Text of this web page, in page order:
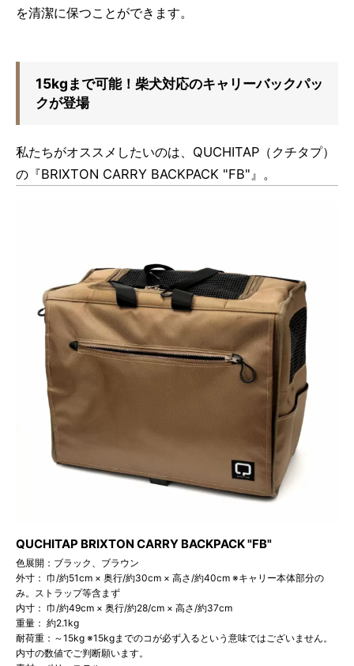
を清潔に保つことができます。
15kgまで可能！柴犬対応のキャリーバックパッ
クが登場
私たちがオススメしたいのは、QUCHITAP（クチタプ）
の『BRIXTON CARRY BACKPACK "FB"』。
QUCHITAP BRIXTON CARRY BACKPACK "FB"
色展開：ブラック、ブラウン
外寸： 巾/約51cm × 奥行/約30cm × 高さ/約40cm ※キャリー本体部分の
み。ストラップ等含まず
内寸： 巾/約49cm × 奥行/約28/cm × 高さ/約37cm
重量： 約2.1kg
耐荷重：～15kg ※15kgまでのコが必ず入るという意味ではございません。
内寸の数値でご判断願います。